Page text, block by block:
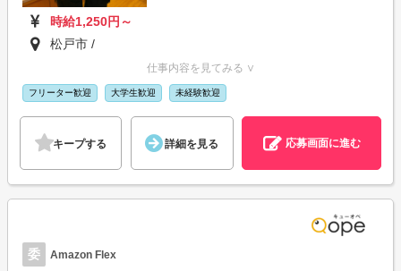
時給1,250円～
松戸市 /
仕事内容を見てみる ∨
フリーター歓迎 大学生歓迎 未経験歓迎
キープする 詳細を見る 応募画面に進む
委 Amazon Flex